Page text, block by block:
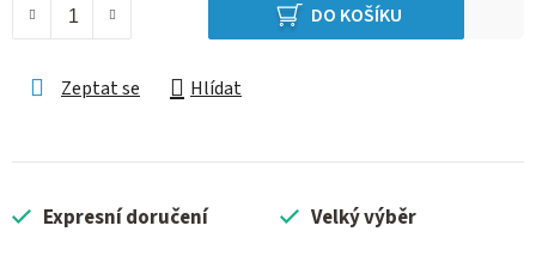
DO KOŠÍKU
Zeptat se Hlídat
Expresní doručení Velký výběr